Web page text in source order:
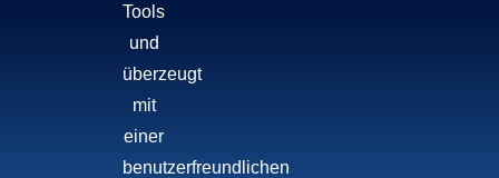
Tools
und
überzeugt
mit
einer
benutzerfreundlichen